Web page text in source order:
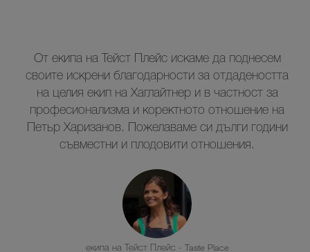
От екипа на Тейст Плейс искаме да поднесем
своите искрени благодарности за отдадеността
на целия екип на Хаглайтнер и в частност за
професионализма и коректното отношение на
Петьр Харизанов. Пожелаваме си дълги години
съвместни и плодовити отношения.
екипа на Тейст Плейс - Taste Place